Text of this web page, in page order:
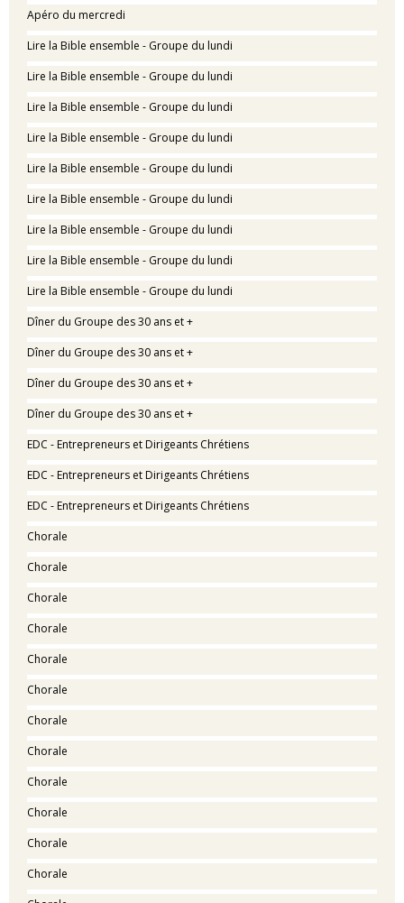
Apéro du mercredi
Lire la Bible ensemble - Groupe du lundi
Lire la Bible ensemble - Groupe du lundi
Lire la Bible ensemble - Groupe du lundi
Lire la Bible ensemble - Groupe du lundi
Lire la Bible ensemble - Groupe du lundi
Lire la Bible ensemble - Groupe du lundi
Lire la Bible ensemble - Groupe du lundi
Lire la Bible ensemble - Groupe du lundi
Lire la Bible ensemble - Groupe du lundi
Dîner du Groupe des 30 ans et +
Dîner du Groupe des 30 ans et +
Dîner du Groupe des 30 ans et +
Dîner du Groupe des 30 ans et +
EDC - Entrepreneurs et Dirigeants Chrétiens
EDC - Entrepreneurs et Dirigeants Chrétiens
EDC - Entrepreneurs et Dirigeants Chrétiens
Chorale
Chorale
Chorale
Chorale
Chorale
Chorale
Chorale
Chorale
Chorale
Chorale
Chorale
Chorale